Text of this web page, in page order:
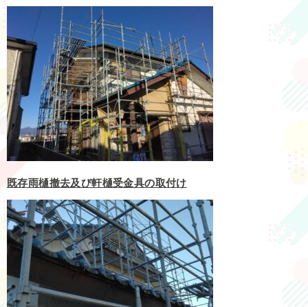
既存雨樋撤去及び軒樋受金具の取付け